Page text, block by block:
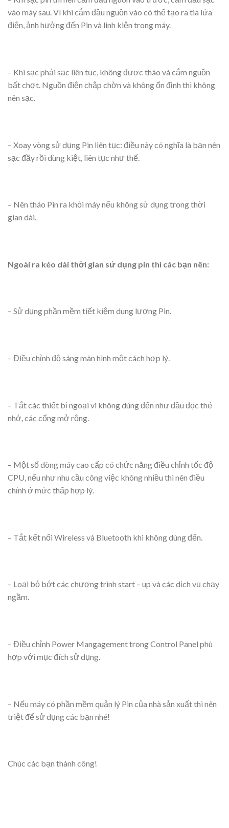
vào máy sau. Vì khi cắm đầu nguồn vào có thể tạo ra tia lửa
điện, ảnh hưởng đến Pin và linh kiện trong máy.
– Khi sạc phải sạc liên tục, không được tháo và cắm nguồn
bất chợt. Nguồn điện chập chờn và không ổn định thì không
nên sạc.
– Xoay vòng sử dụng Pin liên tục: điều này có nghĩa là bạn nên
sạc đầy rồi dùng kiệt, liên tục như thế.
– Nên tháo Pin ra khỏi máy nếu không sử dụng trong thời
gian dài.
Ngoài ra kéo dài thời gian sử dụng pin thì các bạn nên:
– Sử dụng phần mềm tiết kiệm dung lượng Pin.
– Điều chỉnh độ sáng màn hình một cách hợp lý.
– Tắt các thiết bị ngoại vi không dùng đến như đầu đọc thẻ
nhớ, các cổng mở rộng.
– Một số dòng máy cao cấp có chức năng điều chỉnh tốc độ
CPU, nếu như nhu cầu công việc không nhiều thì nên điều
chỉnh ở mức thấp hợp lý.
– Tắt kết nối Wireless và Bluetooth khi không dùng đến.
– Loại bỏ bớt các chương trình start – up và các dịch vụ chạy
ngầm.
– Điều chỉnh Power Mangagement trong Control Panel phù
hợp với mục đích sử dụng.
– Nếu máy có phần mềm quản lý Pin của nhà sản xuất thì nên
triệt để sử dụng các bạn nhé!
Chúc các bạn thành công!